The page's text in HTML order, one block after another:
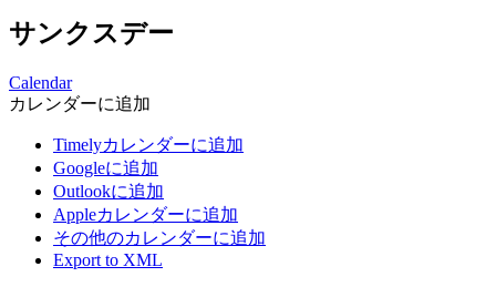
サンクスデー
Calendar
カレンダーに追加
Timelyカレンダーに追加
Googleに追加
Outlookに追加
Appleカレンダーに追加
その他のカレンダーに追加
Export to XML